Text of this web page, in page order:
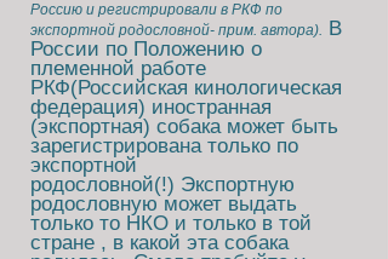
Россию и регистрировали в РКФ по
экспортной родословной- прим. автора). В
России по Положению о
племенной работе
РКФ(Российская кинологическая
федерация) иностранная
(экспортная) собака может быть
зарегистрирована только по
экспортной
родословной(!) Экспортную
родословную может выдать
только то НКО и только в той
стране , в какой эта собака